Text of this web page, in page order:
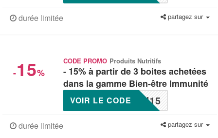
durée limitée partagez sur
-15%
CODE PROMO Produits Nutritifs
- 15% à partir de 3 boites achetées
dans la gamme Bien-être Immunité
U15
VOIR LE CODE
durée limitée partagez sur